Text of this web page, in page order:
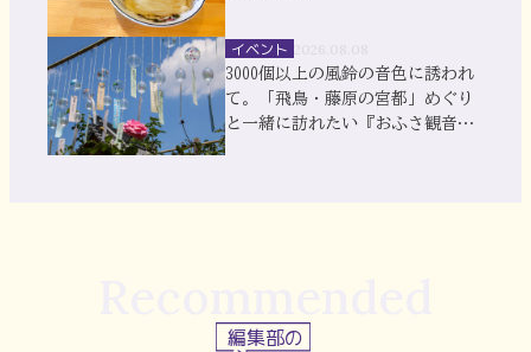
イベント
3000個以上の風鈴の音色に誘われ
て。「飛鳥・藤原の宮都」めぐり
と一緒に訪れたい『おふさ観音』
編集部の